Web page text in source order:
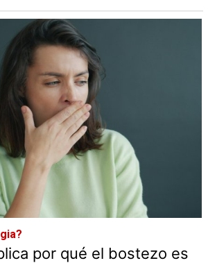
por qué el bostezo es